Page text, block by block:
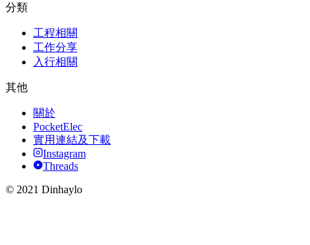
分類
工程相關
工作分享
入行相關
其他
關於
PocketElec
實用連結及下載
Instagram
Threads
© 2021 Dinhaylo